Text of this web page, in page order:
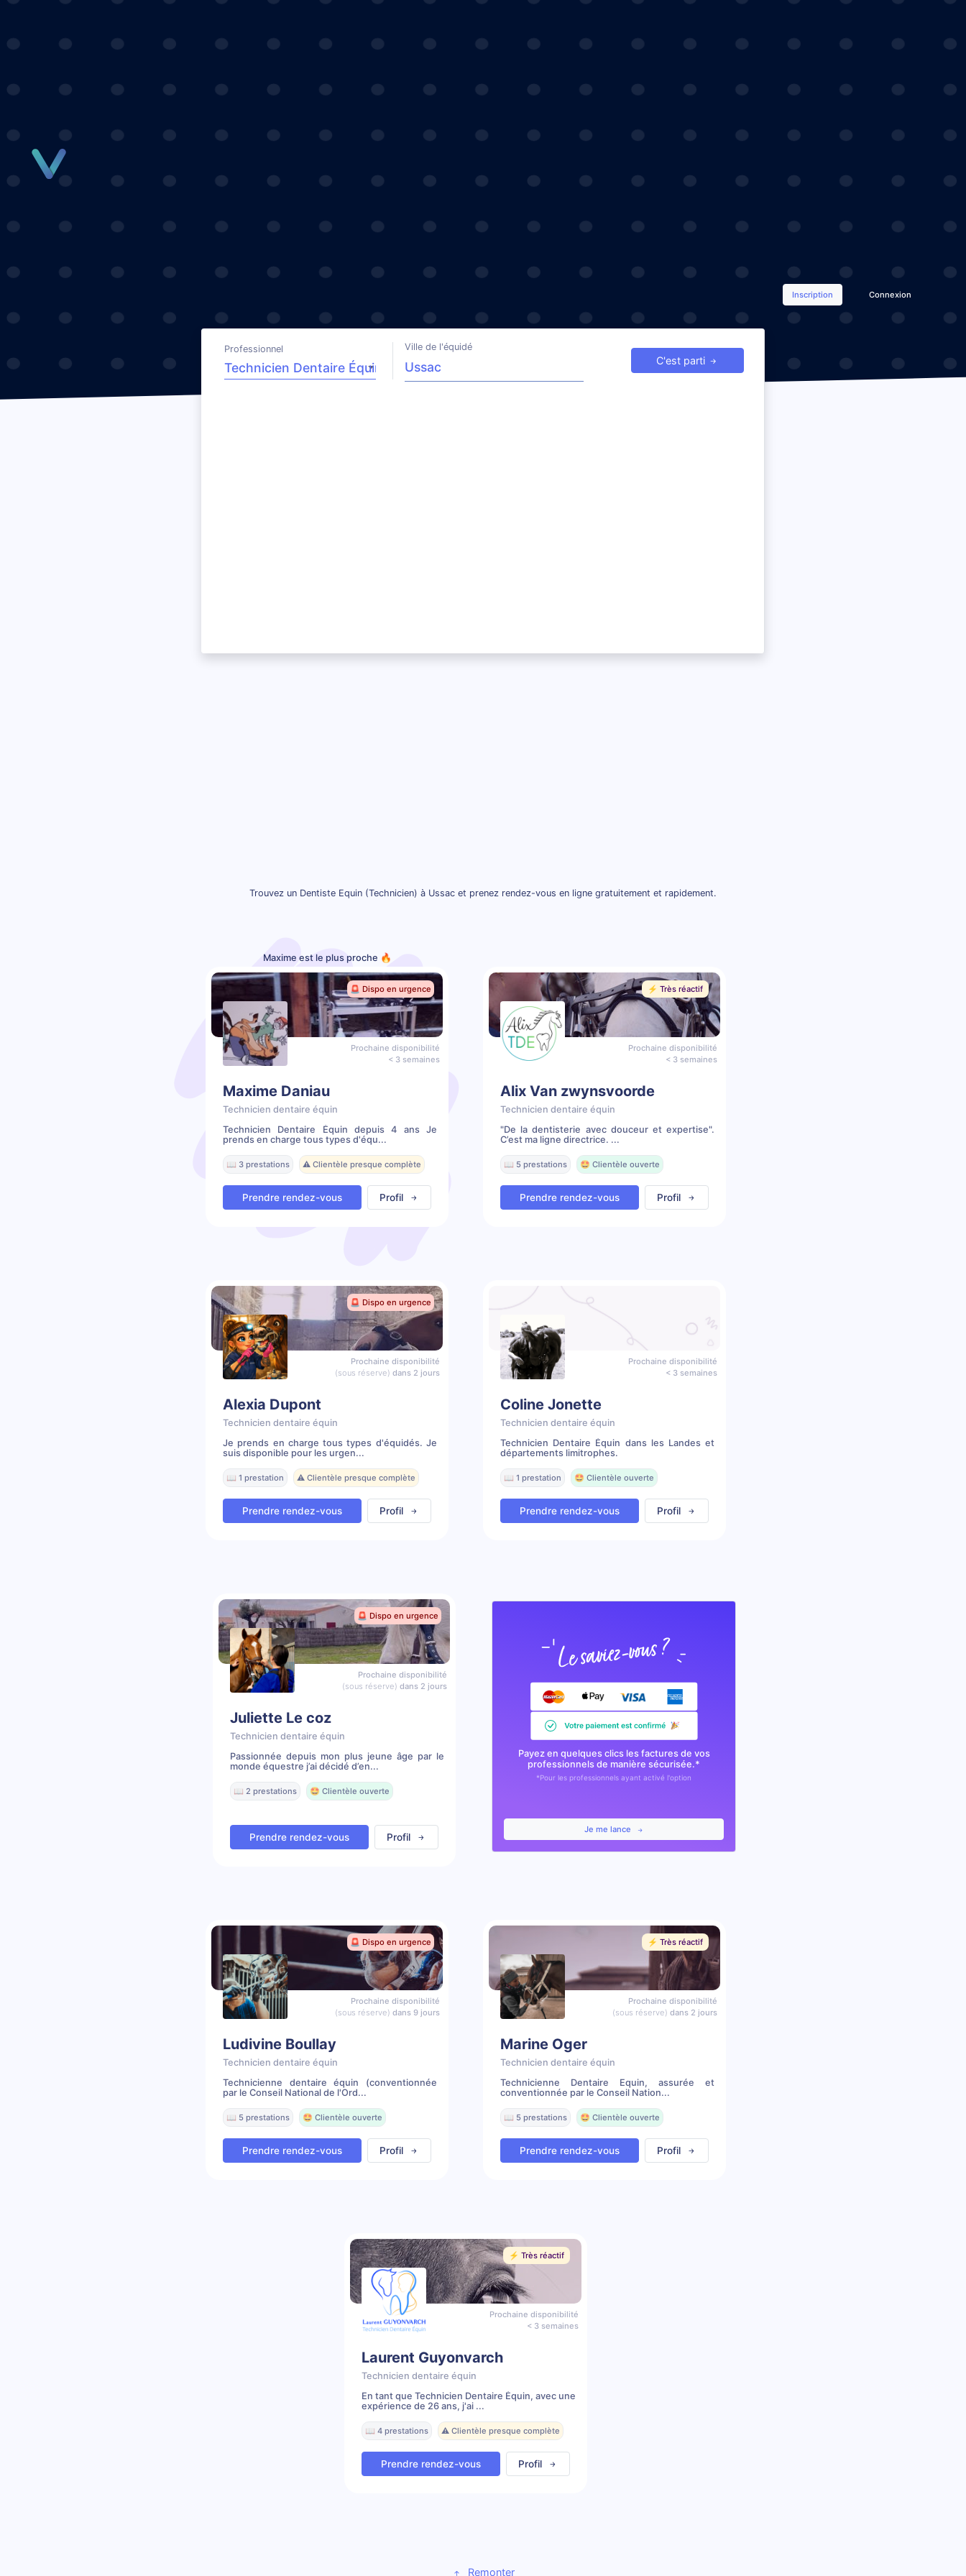
Inscription Connexion
Professionnel Ville de l'équidé
C'est parti
Trouvez un Dentiste Equin (Technicien) à Ussac et prenez rendez-vous en ligne gratuitement et rapidement.
Maxime est le plus proche 🔥
🚨 Dispo en urgence
Prochaine disponibilité
< 3 semaines
Maxime Daniau
Technicien dentaire équin
Technicien Dentaire Équin depuis 4 ans Je
prends en charge tous types d'équ...
📖 3 prestations ⚠️ Clientèle presque complète
Prendre rendez-vous Profil
⚡️ Très réactif
Prochaine disponibilité
< 3 semaines
Alix Van zwynsvoorde
Technicien dentaire équin
"De la dentisterie avec douceur et expertise".
C’est ma ligne directrice. ...
📖 5 prestations 🤩 Clientèle ouverte
Prendre rendez-vous Profil
🚨 Dispo en urgence
Prochaine disponibilité
(sous réserve) dans 2 jours
Alexia Dupont
Technicien dentaire équin
Je prends en charge tous types d'équidés. Je
suis disponible pour les urgen...
📖 1 prestation ⚠️ Clientèle presque complète
Prendre rendez-vous Profil
Prochaine disponibilité
< 3 semaines
Coline Jonette
Technicien dentaire équin
Technicien Dentaire Équin dans les Landes et
départements limitrophes.
📖 1 prestation 🤩 Clientèle ouverte
Prendre rendez-vous Profil
🚨 Dispo en urgence
Prochaine disponibilité
(sous réserve) dans 2 jours
Juliette Le coz
Technicien dentaire équin
Passionnée depuis mon plus jeune âge par le
monde équestre j’ai décidé d’en...
📖 2 prestations 🤩 Clientèle ouverte
Prendre rendez-vous Profil
Payez en quelques clics les factures de vos
professionnels de manière sécurisée.*
*Pour les professionnels ayant activé l'option
Je me lance
🚨 Dispo en urgence
Prochaine disponibilité
(sous réserve) dans 9 jours
Ludivine Boullay
Technicien dentaire équin
Technicienne dentaire équin (conventionnée
par le Conseil National de l'Ord...
📖 5 prestations 🤩 Clientèle ouverte
Prendre rendez-vous Profil
⚡️ Très réactif
Prochaine disponibilité
(sous réserve) dans 2 jours
Marine Oger
Technicien dentaire équin
Technicienne Dentaire Equin, assurée et
conventionnée par le Conseil Nation...
📖 5 prestations 🤩 Clientèle ouverte
Prendre rendez-vous Profil
⚡️ Très réactif
Prochaine disponibilité
< 3 semaines
Laurent Guyonvarch
Technicien dentaire équin
En tant que Technicien Dentaire Équin, avec une
expérience de 26 ans, j'ai ...
📖 4 prestations ⚠️ Clientèle presque complète
Prendre rendez-vous Profil
Remonter